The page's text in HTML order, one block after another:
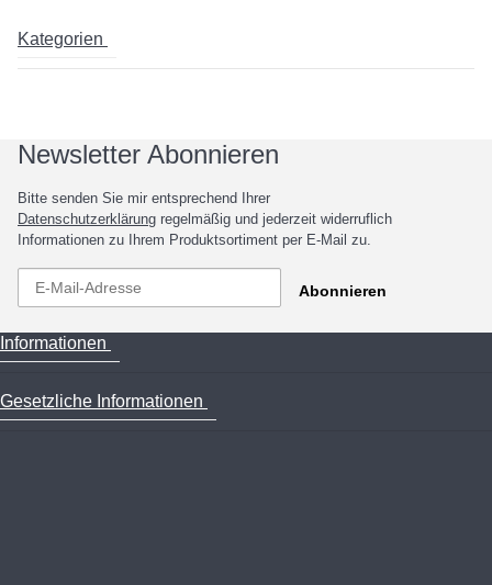
Kategorien
Newsletter Abonnieren
Bitte senden Sie mir entsprechend Ihrer
Datenschutzerklärung regelmäßig und jederzeit widerruflich
Informationen zu Ihrem Produktsortiment per E-Mail zu.
Abonnieren
Informationen
Gesetzliche Informationen